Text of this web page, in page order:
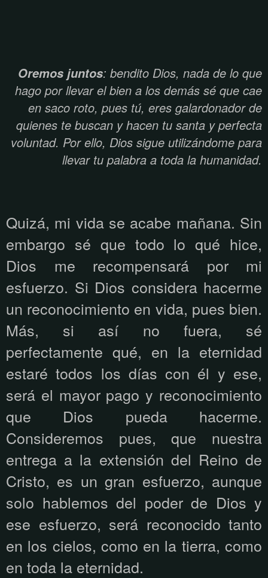
Oremos juntos: bendito Dios, nada de lo que
hago por llevar el bien a los demás sé que cae
en saco roto, pues tú, eres galardonador de
quienes te buscan y hacen tu santa y perfecta
voluntad. Por ello, Dios sigue utilizándome para
llevar tu palabra a toda la humanidad.
Quizá, mi vida se acabe mañana. Sin
embargo sé que todo lo qué hice,
Dios me recompensará por mi
esfuerzo. Si Dios considera hacerme
un reconocimiento en vida, pues bien.
Más, si así no fuera, sé
perfectamente qué, en la eternidad
estaré todos los días con él y ese,
será el mayor pago y reconocimiento
que Dios pueda hacerme.
Consideremos pues, que nuestra
entrega a la extensión del Reino de
Cristo, es un gran esfuerzo, aunque
solo hablemos del poder de Dios y
ese esfuerzo, será reconocido tanto
en los cielos, como en la tierra, como
en toda la eternidad.